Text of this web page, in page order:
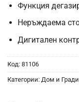
Функция
Неръждаема
Дигитален
Код: 81106
Категории: Дом и